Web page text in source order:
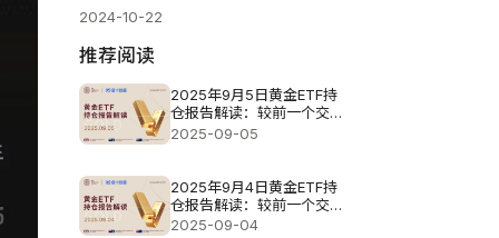
2024-10-22
推荐阅读
2025年9月5日黄金ETF持
仓报告解读：较前一个交
易日减少2.29吨
2025-09-05
2025年9月4日黄金ETF持
仓报告解读：较前一个交
易日减少6.3吨
2025-09-04